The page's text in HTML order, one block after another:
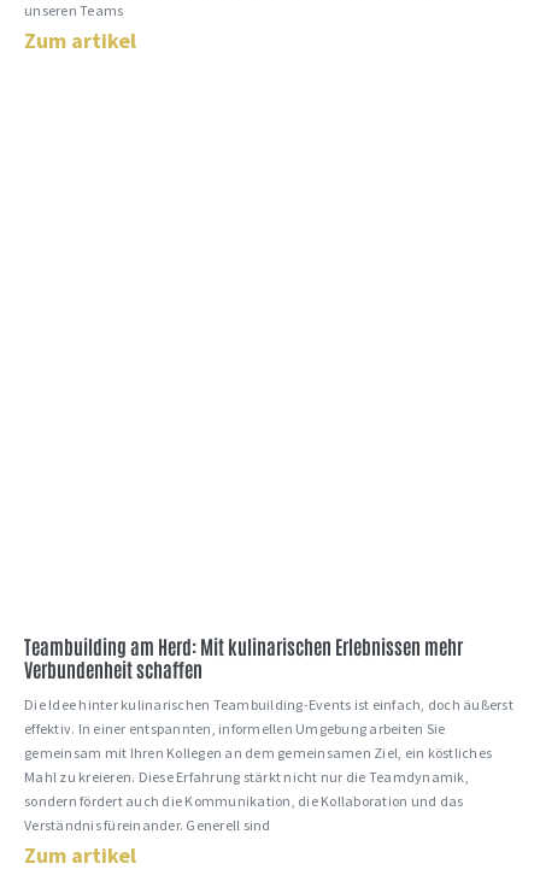
unseren Teams
Zum artikel
Teambuilding am Herd: Mit kulinarischen Erlebnissen mehr
Verbundenheit schaffen
Die Idee hinter kulinarischen Teambuilding-Events ist einfach, doch äußerst
effektiv. In einer entspannten, informellen Umgebung arbeiten Sie
gemeinsam mit Ihren Kollegen an dem gemeinsamen Ziel, ein köstliches
Mahl zu kreieren. Diese Erfahrung stärkt nicht nur die Teamdynamik,
sondern fördert auch die Kommunikation, die Kollaboration und das
Verständnis füreinander. Generell sind
Zum artikel